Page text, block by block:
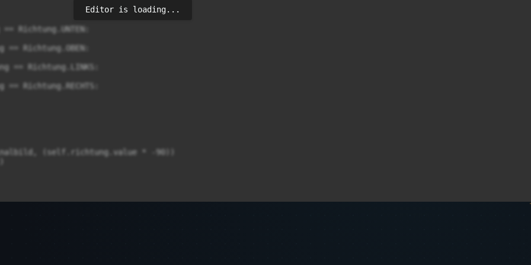
Richtung.UNTEN:
== Richtung.OBEN:
== Richtung.LINKS:
== Richtung.RECHTS:
(self.richtung.value * -90))
Editor is loading...